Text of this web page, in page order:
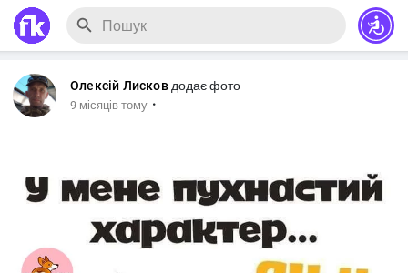
Олексій Лисков додає фото
9 місяців тому ·